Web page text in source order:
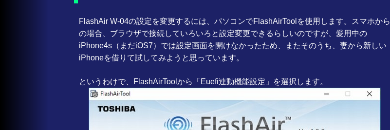
FlashAir W-04の設定を変更するには、パソコンでFlashAirToolを使用します。スマホから
の場合、ブラウザで接続していろいろと設定変更できるらしいのですが、愛用中の
iPhone4s（まだiOS7）では設定画面を開けなかったため、またそのうち、妻から新しい
iPhoneを借りて試してみようと思っています。
というわけで、FlashAirToolから「Euefi連動機能設定」を選択します。